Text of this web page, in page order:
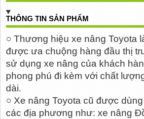
THÔNG TIN SẢN PHẨM
○ Thương hiệu xe nâng Toyota
được ưa chuộng hàng đầu thị
sử dụng xe nâng của khách
phong phú đi kèm với chất
dài.
○ Xe nâng Toyota cũ được
các địa phương như: xe nâng